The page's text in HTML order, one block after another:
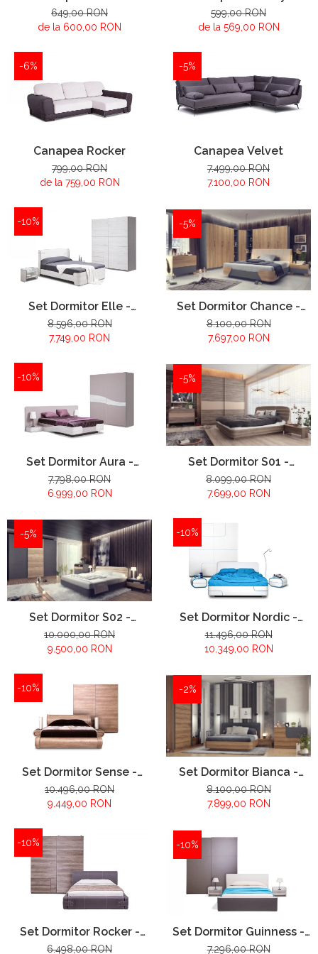
649,00 RON
de la 600,00 RON
599,00 RON
de la 569,00 RON
-6%
Canapea Rocker
799,00 RON
de la 759,00 RON
-5%
Canapea Velvet
7.499,00 RON
7.100,00 RON
-10%
Set Dormitor Elle -
configuratie propusa:
8.596,00 RON
7.749,00 RON
-5%
Set Dormitor Chance -
configuratie propusa:
8.100,00 RON
7.697,00 RON
-10%
Set Dormitor Aura -
configuratie propusa:
7.798,00 RON
6.999,00 RON
-5%
Set Dormitor S01 -
configuratie propusa:
8.099,00 RON
7.699,00 RON
-5%
Set Dormitor S02 -
configuratie propusa:
10.000,00 RON
9.500,00 RON
-10%
Set Dormitor Nordic -
configuratie propusa:
11.496,00 RON
10.349,00 RON
-10%
Set Dormitor Sense -
configuratie propusa:
10.496,00 RON
9.449,00 RON
-2%
Set Dormitor Bianca -
configuratie propusa:
8.100,00 RON
7.899,00 RON
-10%
Set Dormitor Rocker -
configuratie propusa:
6.498,00 RON
-10%
Set Dormitor Guinness -
configuratie propusa:
7.296,00 RON